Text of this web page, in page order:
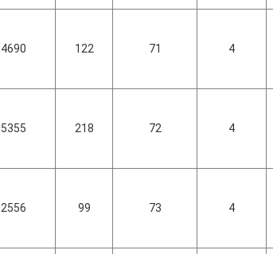
4690 122 71 4
5355 218 72 4
2556 99 73 4